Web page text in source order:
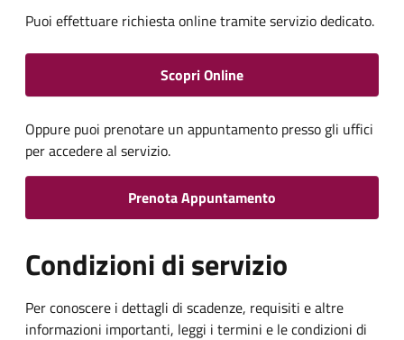
Puoi effettuare richiesta online tramite servizio dedicato.
Scopri Online
Oppure puoi prenotare un appuntamento presso gli uffici
per accedere al servizio.
Prenota Appuntamento
Condizioni di servizio
Per conoscere i dettagli di scadenze, requisiti e altre
informazioni importanti, leggi i termini e le condizioni di